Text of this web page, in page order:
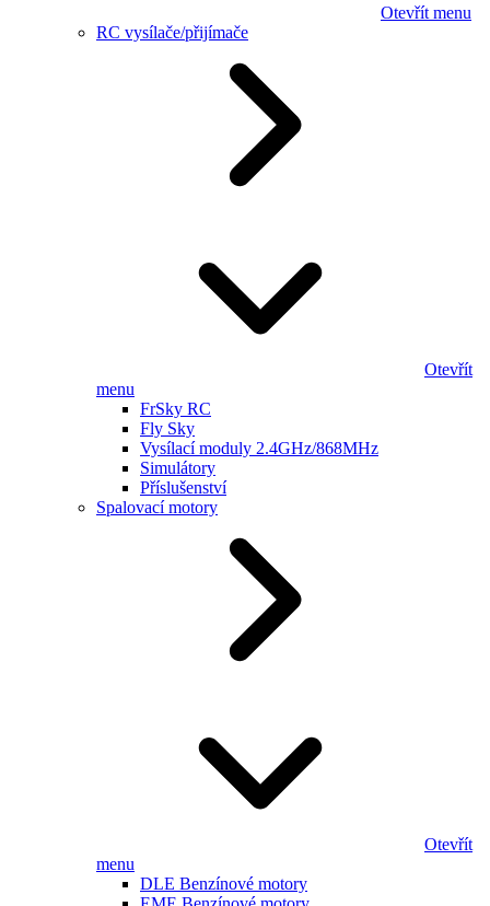
Otevřít menu
RC vysílače/přijímače
Otevřít
menu
FrSky RC
Fly Sky
Vysílací moduly 2.4GHz/868MHz
Simulátory
Příslušenství
Spalovací motory
Otevřít
menu
DLE Benzínové motory